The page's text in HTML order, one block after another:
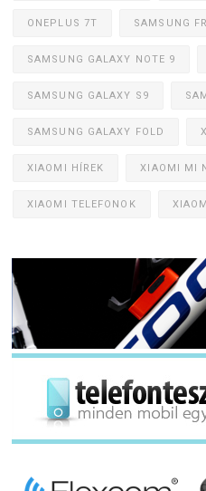
ONEPLUS 7T SAMSUNG
SAMSUNG GALAXY NOTE 9
SAMSUNG GALAXY S9
SAMSUNG GALAXY FOLD
XIAOMI HÍREK XIAOMI MI
XIAOMI TELEFONOK